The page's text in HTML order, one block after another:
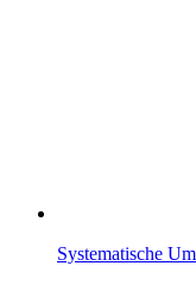
Systematische